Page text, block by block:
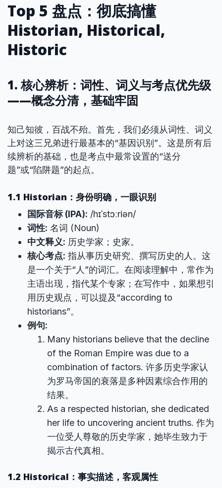
Top 5 盘点：彻底搞懂
Historian, Historical,
Historic
1. 核心辨析：词性、词义与考点优先级
——概念分清，基础牢固
知己知彼，百战不殆。首先，我们必须从词性、词义
上对这三兄弟进行最基本的“基因识别”。这是所有后
续辨析的基础，也是考点中最常设置的“送分
题”或“陷阱题”的起点。
1.1 Historian：身份明确，一眼识别
国际音标 (IPA): /hɪˈstɔːriən/
词性: 名词 (Noun)
中文释义: 历史学家；史家。
核心考点: 指从事历史研究、撰写历史的人。这
是一个关于“人”的词汇。在阅读理解中，常作为
主语出现，指代某个专家；在写作中，如果想引
用历史观点，可以提及“according to
historians”。
例句:
Many historians believe that the decline
of the Roman Empire was due to a
combination of factors. 许多历史学家认
为罗马帝国的衰落是多种因素综合作用的
结果。
As a respected historian, she dedicated
her life to uncovering ancient truths. 作为
一位受人尊敬的历史学家，她毕生致力于
揭示古代真相。
1.2 Historical：事实描述，客观属性